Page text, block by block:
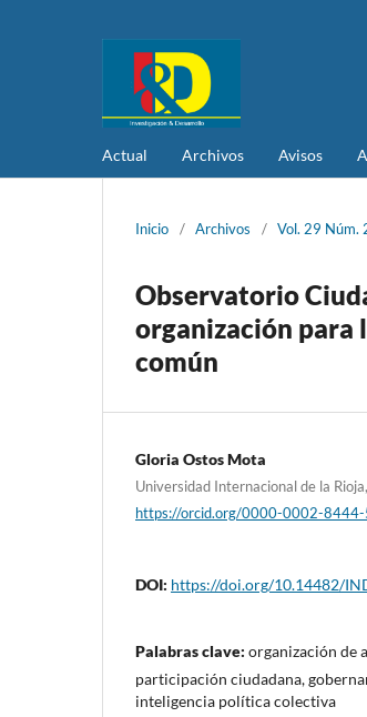
Actual Archivos Avisos
Inicio / Archivos / Vol. 29 Núm.
Observatorio
organización para
común
Gloria Ostos Mota
Universidad Internacional de la
https://orcid.org/0000-0002-8444-
DOI: https://doi.org/10.14482/
Palabras clave: organización de
participación ciudadana,
inteligencia política colectiva